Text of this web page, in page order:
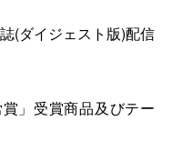
(ダイジェスト版)配信
」受賞商品及びテー